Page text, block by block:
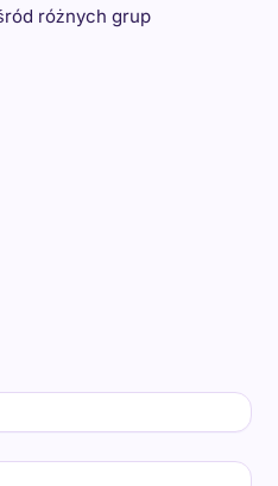
różnych grup